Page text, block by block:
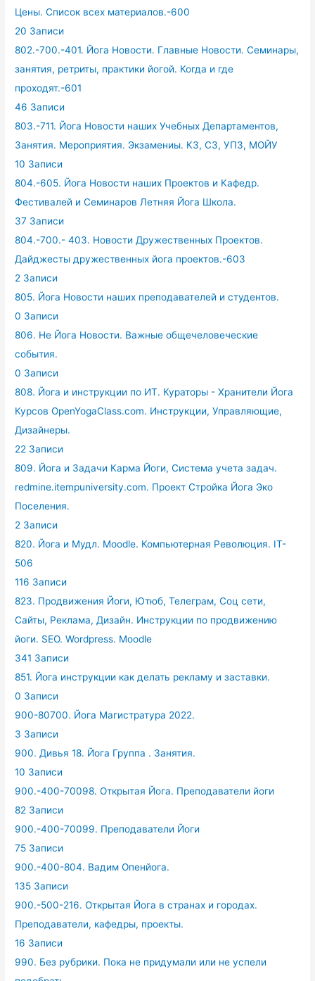
Цены. Список всех материалов.-600
20 Записи
802.-700.-401. Йога Новости. Главные Новости. Семинары,
занятия, ретриты, практики йогой. Когда и где
проходят.-601
46 Записи
803.-711. Йога Новости наших Учебных Департаментов,
Занятия. Мероприятия. Экзамениы. КЗ, СЗ, УПЗ, МОЙУ
10 Записи
804.-605. Йога Новости наших Проектов и Кафедр.
Фестивалей и Семинаров Летняя Йога Школа.
37 Записи
804.-700.- 403. Новости Дружественных Проектов.
Дайджесты дружественных йога проектов.-603
2 Записи
805. Йога Новости наших преподавателей и студентов.
0 Записи
806. Не Йога Новости. Важные общечеловеческие
события.
0 Записи
808. Йога и инструкции по ИТ. Кураторы - Хранители Йога
Курсов OpenYogaClass.com. Инструкции, Управляющие,
Дизайнеры.
22 Записи
809. Йога и Задачи Карма Йоги, Система учета задач.
redmine.itempuniversity.com. Проект Стройка Йога Эко
Поселения.
2 Записи
820. Йога и Мудл. Moodle. Компьютерная Революция. IT-
506
116 Записи
823. Продвижения Йоги, Ютюб, Телеграм, Соц сети,
Сайты, Реклама, Дизайн. Инструкции по продвижению
йоги. SEO. Wordpress. Moodle
341 Записи
851. Йога инструкции как делать рекламу и заставки.
0 Записи
900-80700. Йога Магистратура 2022.
3 Записи
900. Дивья 18. Йога Группа . Занятия.
10 Записи
900.-400-70098. Открытая Йога. Преподаватели йоги
82 Записи
900.-400-70099. Преподаватели Йоги
75 Записи
900.-400-804. Вадим Опенйога.
135 Записи
900.-500-216. Открытая Йога в странах и городах.
Преподаватели, кафедры, проекты.
16 Записи
990. Без рубрики. Пока не придумали или не успели